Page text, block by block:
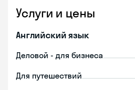
Услуги и цены
Английский язык
Деловой - для бизнеса
Для путешествий